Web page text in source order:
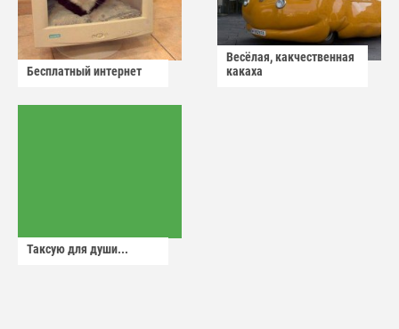
Бесплатный интернет
Весёлая, какчественная
какаха
Таксую для души...